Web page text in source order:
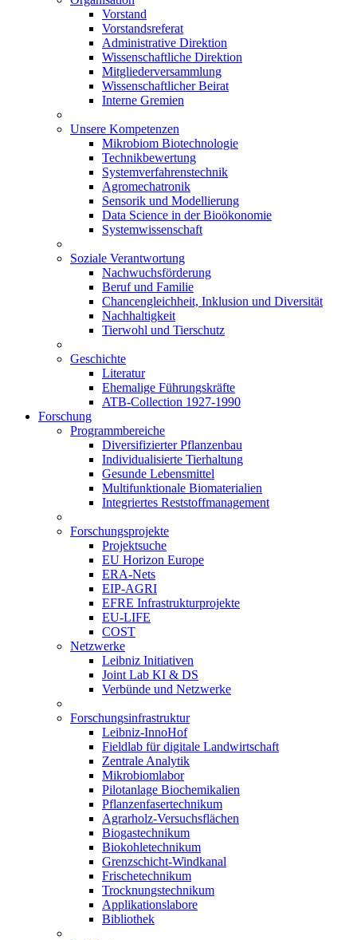
Vorstand
Vorstandsreferat
Administrative Direktion
Wissenschaftliche Direktion
Mitgliederversammlung
Wissenschaftlicher Beirat
Interne Gremien
Unsere Kompetenzen
Mikrobiom Biotechnologie
Technikbewertung
Systemverfahrenstechnik
Agromechatronik
Sensorik und Modellierung
Data Science in der Bioökonomie
Systemwissenschaft
Soziale Verantwortung
Nachwuchsförderung
Beruf und Familie
Chancengleichheit, Inklusion und Diversität
Nachhaltigkeit
Tierwohl und Tierschutz
Geschichte
Literatur
Ehemalige Führungskräfte
ATB-Collection 1927-1990
Forschung
Programmbereiche
Diversifizierter Pflanzenbau
Individualisierte Tierhaltung
Gesunde Lebensmittel
Multifunktionale Biomaterialien
Integriertes Reststoffmanagement
Forschungsprojekte
Projektsuche
EU Horizon Europe
ERA-Nets
EIP-AGRI
EFRE Infrastrukturprojekte
EU-LIFE
COST
Netzwerke
Leibniz Initiativen
Joint Lab KI & DS
Verbünde und Netzwerke
Forschungsinfrastruktur
Leibniz-InnoHof
Fieldlab für digitale Landwirtschaft
Zentrale Analytik
Mikrobiomlabor
Pilotanlage Biochemikalien
Pflanzenfasertechnikum
Agrarholz-Versuchsflächen
Biogastechnikum
Biokohletechnikum
Grenzschicht-Windkanal
Frischetechnikum
Trocknungstechnikum
Applikationslabore
Bibliothek